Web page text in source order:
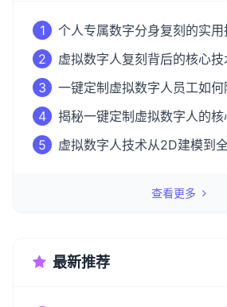
1
个人专属数字分身复刻的实用
2
虚拟数字人复刻背后的核心
3
一键定制虚拟数字人员工如
50%？
4
揭秘一键定制虚拟数字人的
5
虚拟数字人技术从2D建模到
查看更多
最新推荐